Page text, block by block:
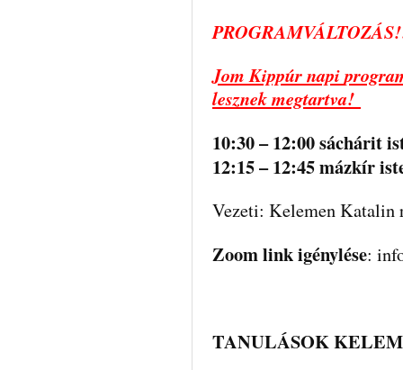
Jom Kippúr napi
lesznek megtartva!
10:30 – 12:00 sáchárit
12:15 – 12:45 mázkír
Vezeti: Kelemen Katalin
Zoom link igénylése:
TANULÁSOK